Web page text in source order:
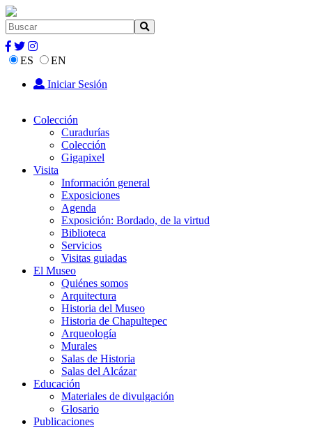
ES
EN
Iniciar Sesión
Colección
Curadurías
Colección
Gigapixel
Visita
Información general
Exposiciones
Agenda
Exposición: Bordado, de la virtud
Biblioteca
Servicios
Visitas guiadas
El Museo
Quiénes somos
Arquitectura
Historia del Museo
Historia de Chapultepec
Arqueología
Murales
Salas de Historia
Salas del Alcázar
Educación
Materiales de divulgación
Glosario
Publicaciones